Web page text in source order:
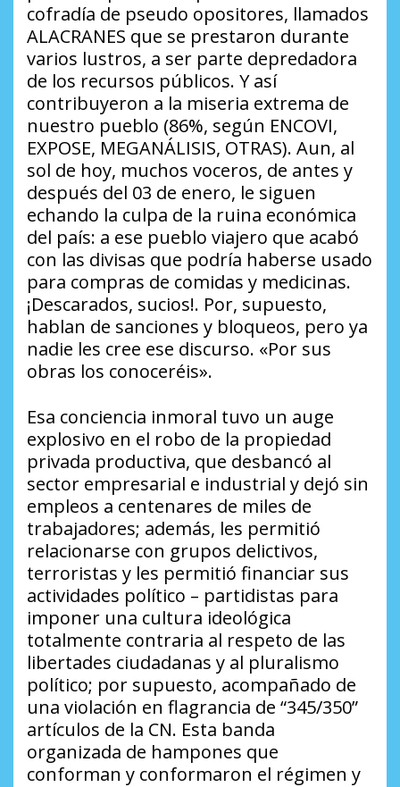
cofradía de pseudo opositores, llamados
ALACRANES que se prestaron durante
varios lustros, a ser parte depredadora
de los recursos públicos. Y así
contribuyeron a la miseria extrema de
nuestro pueblo (86%, según ENCOVI,
EXPOSE, MEGANÁLISIS, OTRAS). Aun, al
sol de hoy, muchos voceros, de antes y
después del 03 de enero, le siguen
echando la culpa de la ruina económica
del país: a ese pueblo viajero que acabó
con las divisas que podría haberse usado
para compras de comidas y medicinas.
¡Descarados, sucios!. Por, supuesto,
hablan de sanciones y bloqueos, pero ya
nadie les cree ese discurso. «Por sus
obras los conoceréis».
Esa conciencia inmoral tuvo un auge
explosivo en el robo de la propiedad
privada productiva, que desbancó al
sector empresarial e industrial y dejó sin
empleos a centenares de miles de
trabajadores; además, les permitió
relacionarse con grupos delictivos,
terroristas y les permitió financiar sus
actividades político – partidistas para
imponer una cultura ideológica
totalmente contraria al respeto de las
libertades ciudadanas y al pluralismo
político; por supuesto, acompañado de
una violación en flagrancia de “345/350”
artículos de la CN. Esta banda
organizada de hampones que
conforman y conformaron el régimen y